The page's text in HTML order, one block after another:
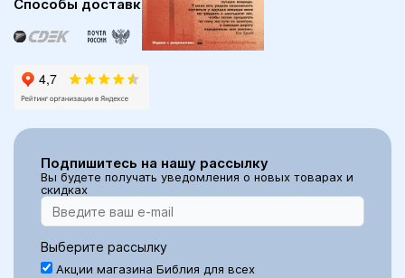
Способы доставки
Подпишитесь на нашу рассылку
Вы будете получать уведомления о новых товарах и
скидках
Выберите рассылку
Акции магазина Библия для всех